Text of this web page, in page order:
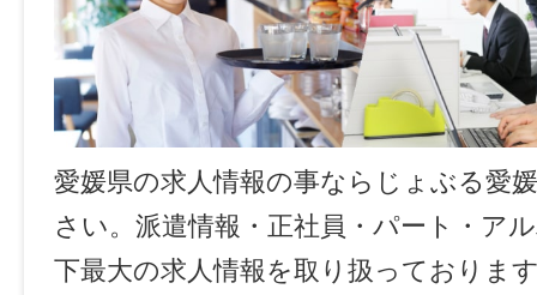
愛媛県の求人情報の事ならじょぶる愛
さい。派遣情報・正社員・パート・ア
下最大の求人情報を取り扱っておりま